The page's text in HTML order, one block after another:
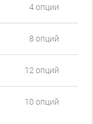
4 опции
8 опций
12 опций
10 опций